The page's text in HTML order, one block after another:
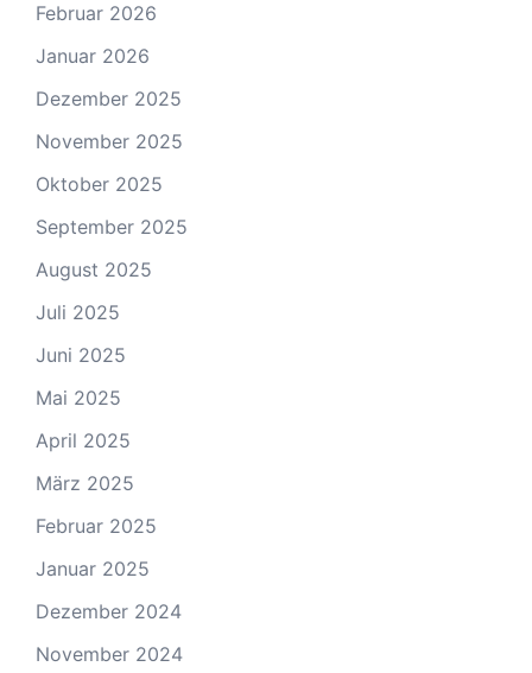
Februar 2026
Januar 2026
Dezember 2025
November 2025
Oktober 2025
September 2025
August 2025
Juli 2025
Juni 2025
Mai 2025
April 2025
März 2025
Februar 2025
Januar 2025
Dezember 2024
November 2024